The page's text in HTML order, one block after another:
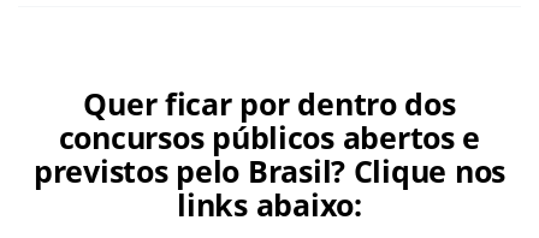
Quer ficar por dentro dos
concursos públicos abertos e
previstos pelo Brasil? Clique nos
links abaixo: